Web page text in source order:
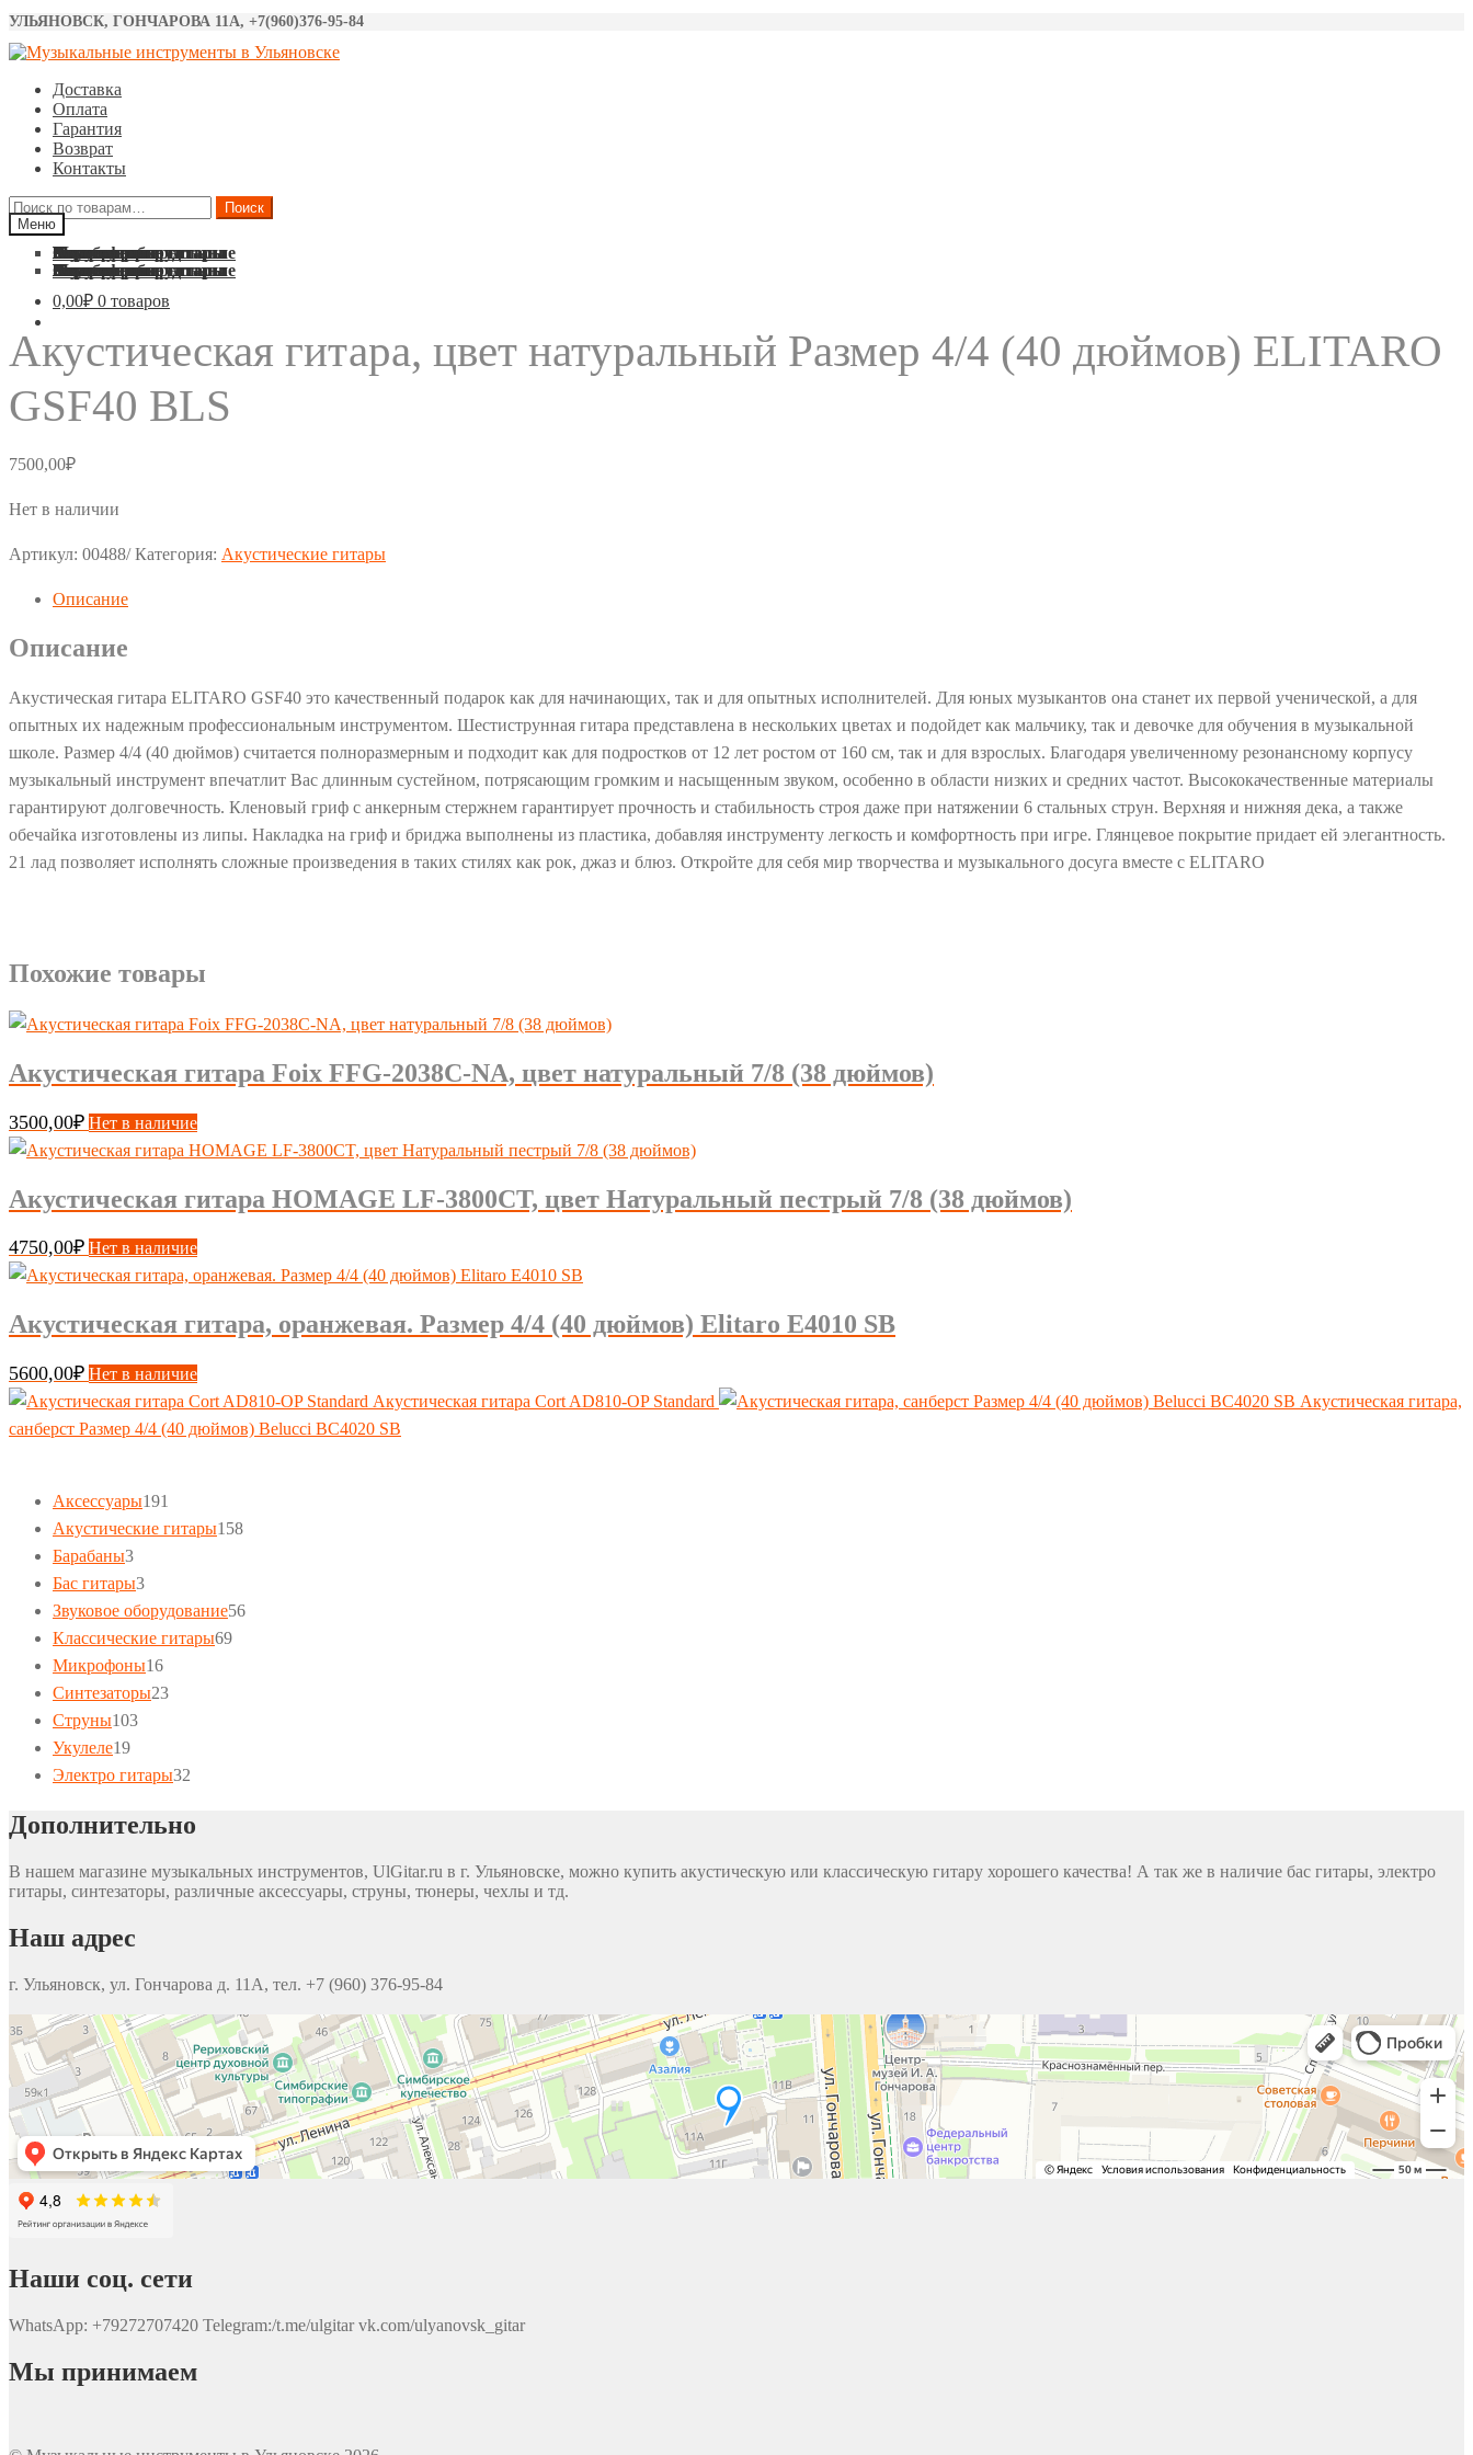
УЛЬЯНОВСК, ГОНЧАРОВА 11А, +7(960)376-95-84
Перейти
навигации
Перейти
содержимому
Доставка
Оплата
Гарантия
Возврат
Контакты
Искать:
Поиск
Меню
Акустические гитары
Классические гитары
Электро гитары
Бас гитары
Укулеле
Синтезаторы
Барабаны
Микрофоны
Звуковое оборудование
Струны
Аксессуары
Акустические гитары
Классические гитары
Электро гитары
Бас гитары
Укулеле
Синтезаторы
Барабаны
Микрофоны
Звуковое оборудование
Струны
Аксессуары
0,00₽ 0 товаров
Акустическая гитара, цвет натуральный Размер 4/4 (40 дюймов) ELITARO
GSF40 BLS
7500,00₽
Нет в наличии
Артикул: 00488/ Категория: Акустические гитары
Описание
Описание
Акустическая гитара ELITARO GSF40 это качественный подарок как для начинающих, так и для опытных исполнителей. Для юных музыкантов она станет их первой ученической, а для
опытных их надежным профессиональным инструментом. Шестиструнная гитара представлена в нескольких цветах и подойдет как мальчику, так и девочке для обучения в музыкальной
школе. Размер 4/4 (40 дюймов) считается полноразмерным и подходит как для подростков от 12 лет ростом от 160 см, так и для взрослых. Благодаря увеличенному резонансному корпусу
музыкальный инструмент впечатлит Вас длинным сустейном, потрясающим громким и насыщенным звуком, особенно в области низких и средних частот. Высококачественные материалы
гарантируют долговечность. Кленовый гриф с анкерным стержнем гарантирует прочность и стабильность строя даже при натяжении 6 стальных струн. Верхняя и нижняя дека, а также
обечайка изготовлены из липы. Накладка на гриф и бриджа выполнены из пластика, добавляя инструменту легкость и комфортность при игре. Глянцевое покрытие придает ей элегантность.
21 лад позволяет исполнять сложные произведения в таких стилях как рок, джаз и блюз. Откройте для себя мир творчества и музыкального досуга вместе с ELITARO
Похожие товары
Акустическая гитара Foix FFG-2038C-NA, цвет натуральный 7/8 (38 дюймов)
3500,00₽ Нет в наличие
Акустическая гитара HOMAGE LF-3800CT, цвет Натуральный пестрый 7/8 (38 дюймов)
4750,00₽ Нет в наличие
Акустическая гитара, оранжевая. Размер 4/4 (40 дюймов) Elitaro E4010 SB
5600,00₽ Нет в наличие
Акустическая гитара Cort AD810-OP Standard
Акустическая гитара,
санберст Размер 4/4 (40 дюймов) Belucci BC4020 SB
Аксессуары191
товар
Акустические гитары158158
Барабаны33
товара
Бас гитары33
товара
Звуковое оборудование5656
Классические гитары6969
Микрофоны1616
товаров
Синтезаторы2323
Струны103103
Укулеле1919
товаров
Электро гитары32
Дополнительно
В нашем магазине музыкальных инструментов, UlGitar.ru в г. Ульяновске, можно купить акустическую или классическую гитару хорошего качества! А так же в наличие бас гитары, электро
гитары, синтезаторы, различные аксессуары, струны, тюнеры, чехлы и тд.
Наш адрес
г. Ульяновск, ул. Гончарова д. 11А, тел. +7 (960) 376-95-84
Наши соц. сети
WhatsApp: +79272707420 Telegram:/t.me/ulgitar vk.com/ulyanovsk_gitar
Мы принимаем